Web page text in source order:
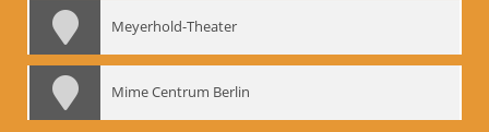
Meyerhold-Theater
Mime Centrum Berlin